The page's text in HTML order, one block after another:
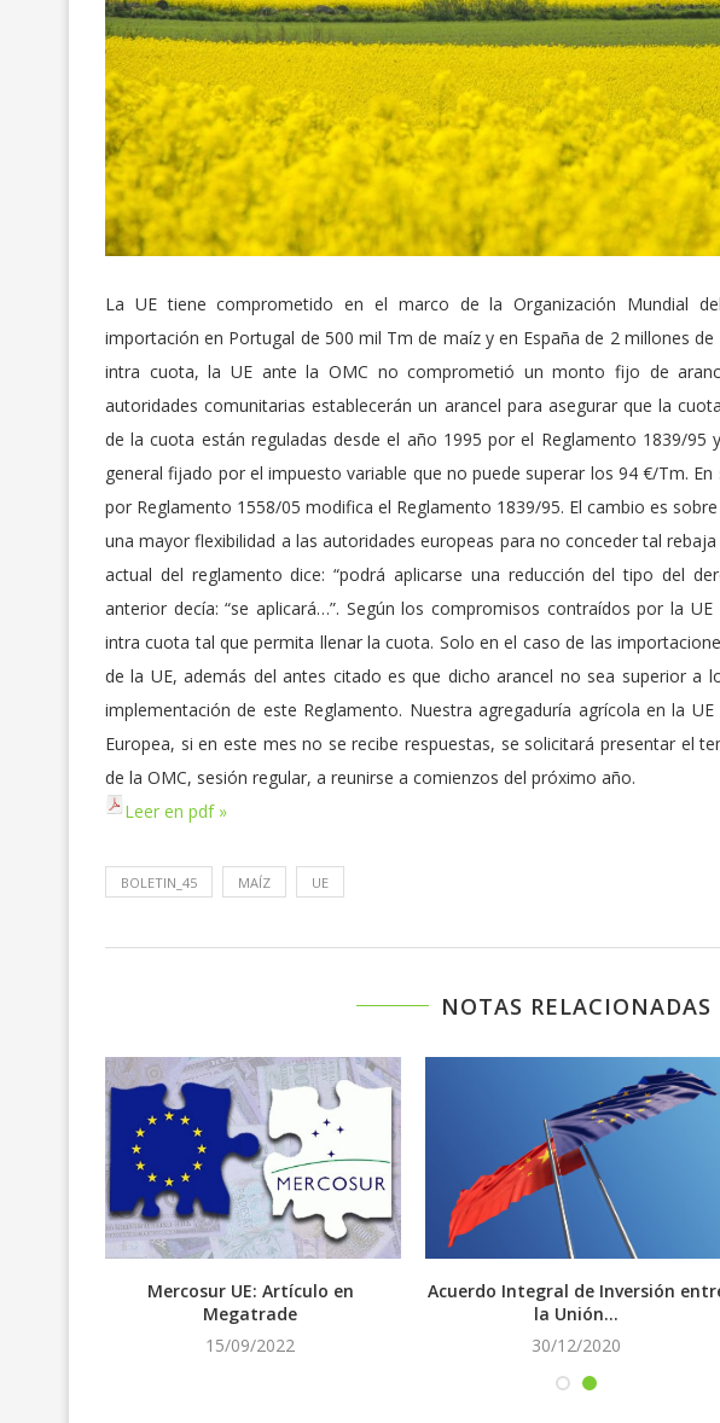
La UE tiene comprometido en el marco de la Organización Mundial
importación en Portugal de 500 mil Tm de maíz y en España de 2 millones
intra cuota, la UE ante la OMC no comprometió un monto fijo de
autoridades comunitarias establecerán un arancel para asegurar que la
de la cuota están reguladas desde el año 1995 por el Reglamento 1839/95
general fijado por el impuesto variable que no puede superar los 94 €/Tm.
por Reglamento 1558/05 modifica el Reglamento 1839/95. El cambio es
una mayor flexibilidad a las autoridades europeas para no conceder tal
actual del reglamento dice: “podrá aplicarse una reducción del tipo del
anterior decía: “se aplicará…”. Según los compromisos contraídos por la
intra cuota tal que permita llenar la cuota. Solo en el caso de las
de la UE, además del antes citado es que dicho arancel no sea superior a
implementación de este Reglamento. Nuestra agregaduría agrícola en la
Europea, si en este mes no se recibe respuestas, se solicitará presentar el
de la OMC, sesión regular, a reunirse a comienzos del próximo año.
Leer en pdf »
BOLETIN_45 MAÍZ UE
NOTAS RELACIONADAS
Mercosur UE: Artículo en
Megatrade
15/09/2022
Acuerdo Integral de Inversión
la Unión...
30/12/2020